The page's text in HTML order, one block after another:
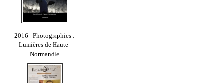
2016 - Photographies :
Lumières de Haute-
Normandie